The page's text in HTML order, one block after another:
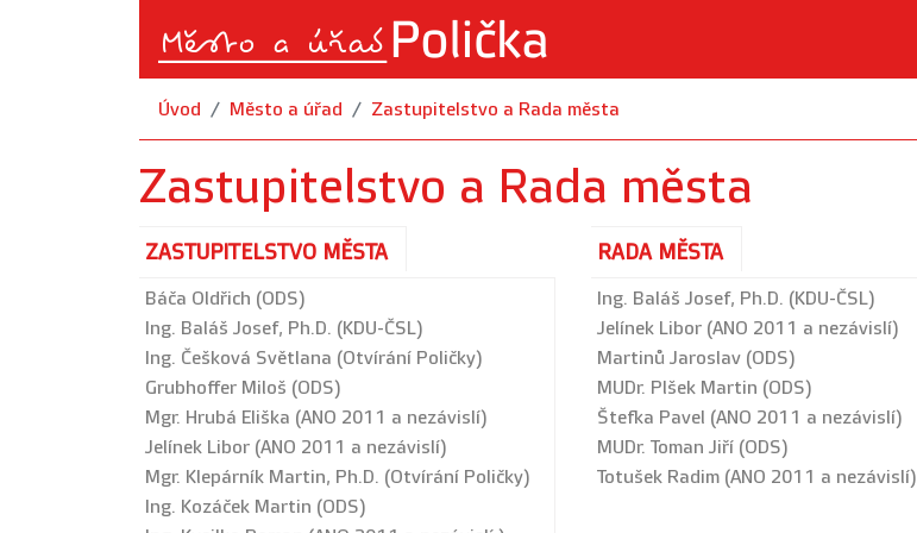
Úvod Město a úřad Zastupitelstvo a Rada města
Zastupitelstvo a Rada města
ZASTUPITELSTVO MĚSTA
Báča Oldřich (ODS)
Ing. Baláš Josef, Ph.D. (KDU-ČSL)
Ing. Češková Světlana (Otvírání Poličky)
Grubhoffer Miloš (ODS)
Mgr. Hrubá Eliška (ANO 2011 a nezávislí)
Jelínek Libor (ANO 2011 a nezávislí)
Mgr. Klepárník Martin, Ph.D. (Otvírání Poličky)
Ing. Kozáček Martin (ODS)
RADA MĚSTA
Ing. Baláš Josef, Ph.D. (KDU-ČSL)
Jelínek Libor (ANO 2011 a nezávislí)
Martinů Jaroslav (ODS)
MUDr. Plšek Martin (ODS)
Štefka Pavel (ANO 2011 a nezávislí)
MUDr. Toman Jiří (ODS)
Totušek Radim (ANO 2011 a nezávislí)